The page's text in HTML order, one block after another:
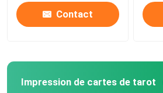
Contact
Impression de cartes de tarot